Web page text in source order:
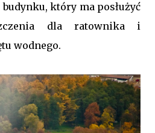
który ma posłużyć
dla ratownika i
wodnego.